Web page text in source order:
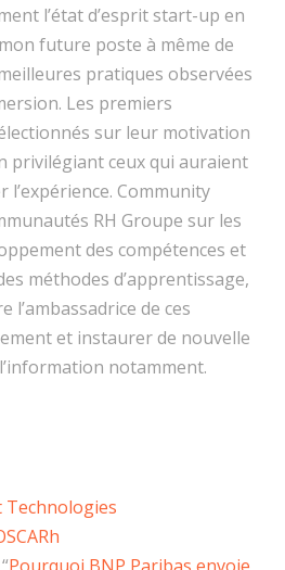
l’état d’esprit start-up en
future poste à même de
pratiques observées
Les premiers
sur leur motivation
privilégiant ceux qui auraient
l’expérience. Community
RH Groupe sur les
des compétences et
méthodes d’apprentissage,
l’ambassadrice de ces
et instaurer de nouvelle
notamment.